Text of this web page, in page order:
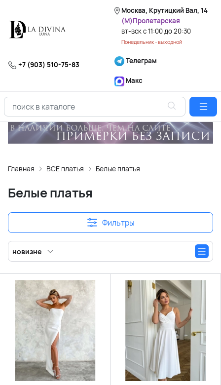
Москва, Крутицкий Вал, 14
(М)Пролетарская
вт-вск с 11:00 до 20:30
Понедельник - выходной
+7 (903) 510-75-83 Телеграм
Макс
Главная ВСЕ платья Белые платья
Белые платья
Фильтры
новизне